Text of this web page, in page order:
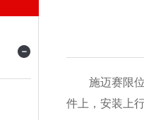
施迈赛限
件上，安装上